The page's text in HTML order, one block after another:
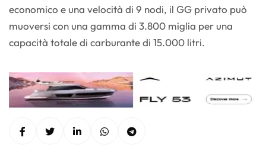
economico e una velocità di 9 nodi, il GG privato può
muoversi con una gamma di 3.800 miglia per una
capacità totale di carburante di 15.000 litri.